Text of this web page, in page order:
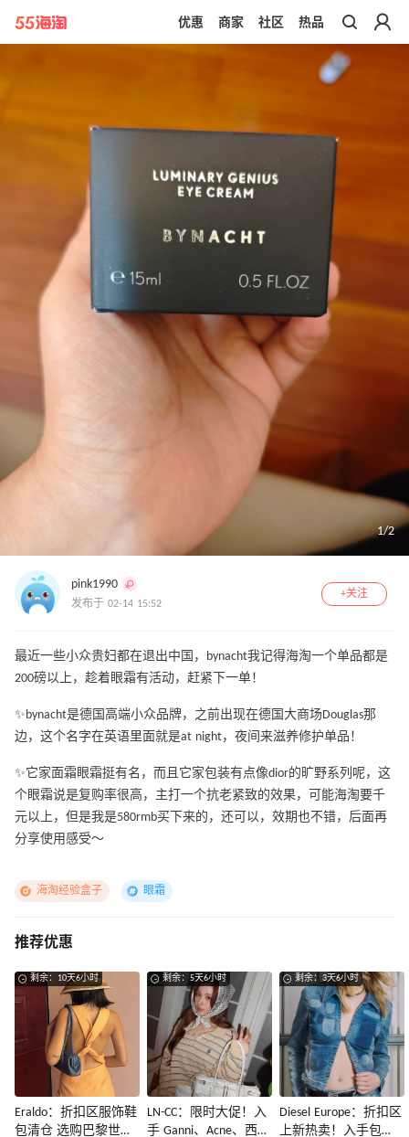
带你去官网买正品
优惠 商家 社区 热品
1/2
pink1990
发布于 02-14 15:52
+关注
最近一些小众贵妇都在退出中国，bynacht我记得海淘一个单品都是
200磅以上，趁着眼霜有活动，赶紧下一单！
✨bynacht是德国高端小众品牌，之前出现在德国大商场Douglas那
边，这个名字在英语里面就是at night，夜间来滋养修护单品！
✨它家面霜眼霜挺有名，而且它家包装有点像dior的旷野系列呢，这
个眼霜说是复购率很高，主打一个抗老紧致的效果，可能海淘要千
元以上，但是我是580rmb买下来的，还可以，效期也不错，后面再
分享使用感受～
海淘经验盒子 眼霜
推荐优惠
剩余：10天6小时
Eraldo：折扣区服饰鞋
包清仓 选购巴黎世
剩余：5天6小时
LN-CC：限时大促！入
手 Ganni、Acne、西太
剩余：3天6小时
Diesel Europe：折扣区
上新热卖！入手包